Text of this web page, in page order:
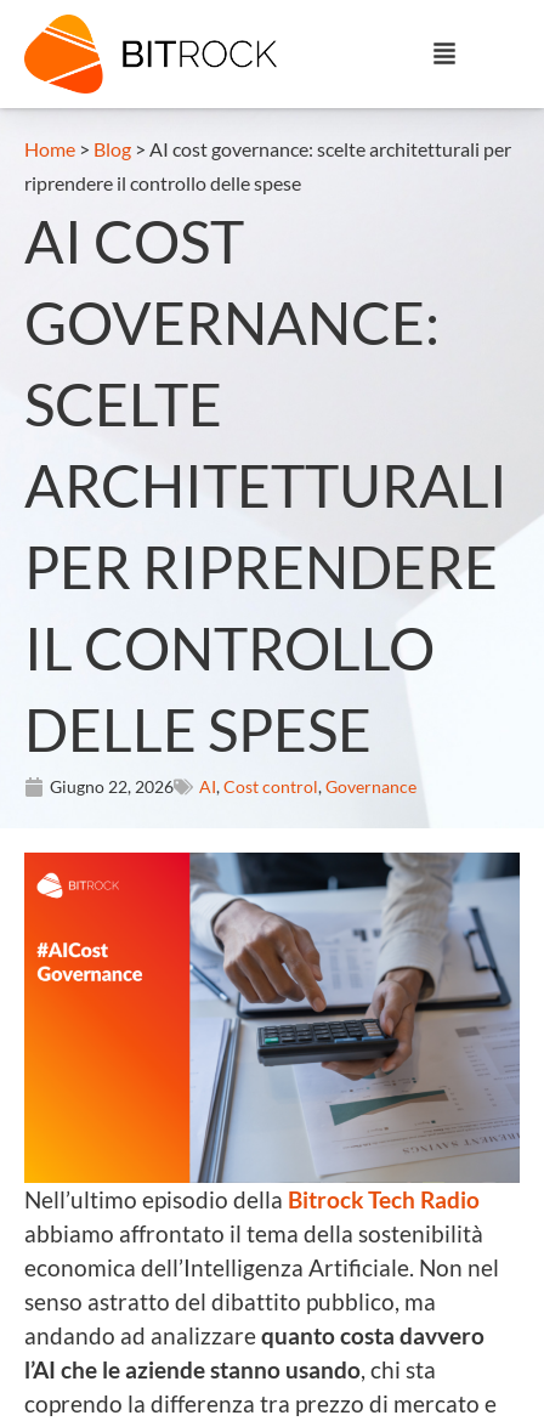
Home > Blog > AI cost governance: scelte architetturali per
riprendere il controllo delle spese
AI COST
GOVERNANCE:
SCELTE
ARCHITETTURALI
PER RIPRENDERE
IL CONTROLLO
DELLE SPESE
Giugno 22, 2026 AI,Cost control,Governance
Nell’ultimo episodio della Bitrock Tech Radio
abbiamo affrontato il tema della sostenibilità
economica dell’Intelligenza Artificiale. Non nel
senso astratto del dibattito pubblico, ma
andando ad analizzarequanto costa davvero
l’AI che le aziende stanno usando, chi sta
coprendo la differenza tra prezzo di mercato e